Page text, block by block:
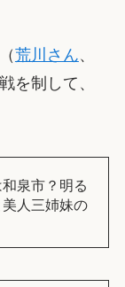
荒川さん、
を制して、
泉市？明る
人三姉妹の